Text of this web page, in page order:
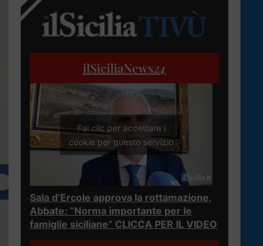
ilSiciliaNews24
Fai clic per accettare i
cookie per questo servizio
Sala d’Ercole approva la rottamazione,
Abbate: “Norma importante per le
famiglie siciliane” CLICCA PER IL VIDEO